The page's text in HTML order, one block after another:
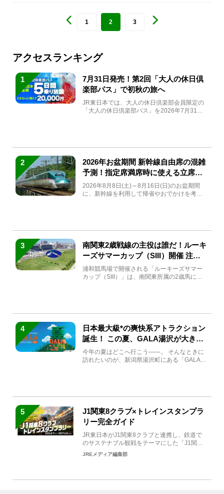
1 2 3
アクセスランキング
1
7月31日発売！第2回「大人の休日倶
楽部パス」で初秋の旅へ
JR東日本では、大人の休日倶楽部会員限定の
「大人の休日倶楽部パス」を2026年7月31日
2
2026年お盆期間 新幹線自由席の混雑
予測！指定席満席時に使える立席特
急券も解説
2026年8月8日(土)～8月16日(日)のお盆期間
に、新幹線を利用して帰省やおでかけを考え
3
南関東2歳戦線の主役は誰だ！ルーキ
ーズサマーカップ（SIII）開催 注目
馬と見どころをチェック
浦和競馬場で開催される「ルーキーズサマー
カップ（SIII）」は、南関東所属の2歳馬によ
4
日本最大級*の爽快系アトラクション
誕生！ この夏、GALA湯沢が大きく
生まれ変わる
今年の夏はどこへ行こう――。 そんなときに
訪れたいのが、新潟県湯沢町にある「GALA湯
5
J1関東8クラブ×トレインスタンプラ
リー完全ガイド
JR東日本がJ1関東8クラブと連携し、鉄道で
のサステナブル観戦をテーマにした「J1関東8
クラブ×トレイン...
JREメディア編集部